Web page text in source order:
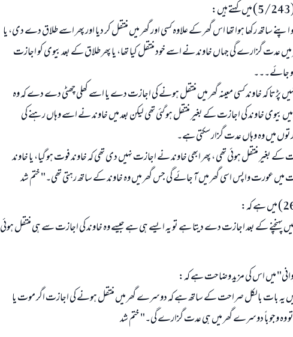
ساتھ رکھا ہوا تھا اس گھر کے علاوہ کسی اور گھر میں منتقل کر دیا اور پھر اسے طلاق دے دی، یا
عدت گزارے گی جہاں خاوند نے اسے خود منتقل کیا تھا، یا پھر طلاق کے بعد بیوی کو اجازت
جائے۔۔۔
پڑتا کہ خاوند کسی معینہ گھر میں منتقل ہونے کی اجازت دے یا اسے کھلی چھٹی دے دے کہ وہ
بیوی خاوند کی اجازت کے بغیر منتقل ہو گئی تھی لیکن بعد میں خاوند نے اسے وہاں رہنے کی
میں وہ وہاں عدت گزار سکتی ہے۔
کے بغیر منتقل ہوئی تھی ، پھر ابھی خاوند نے اجازت نہیں دی تھی کہ خاوند فوت ہو گیا، یا خاوند
عورت واپس اسی گھر میں آ جائے گی جس گھر میں وہ خاوند کے ساتھ رہتی تھی۔" ختم شد
پہنچنے کے بعد اجازت دے دیتا ہے تو یہ ایسے ہی ہے جیسے وہ خاوند کی اجازت سے ہی منتقل ہوئی
میں اس کی مزید وضاحت ہے کہ:
بات بالکل صراحت کے ساتھ ہے کہ دوسرے گھر میں منتقل ہونے کی اجازت اگر موت یا
وہ وجوباً دوسرے گھر میں ہی عدت گزارے گی۔" ختم شد